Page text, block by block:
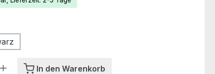
Gib den gewünschten Wert ein oder benutze die Schaltflächen
In den Warenkorb